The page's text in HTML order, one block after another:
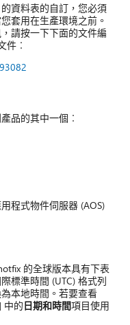
資料表的自訂，您必須
套用在生產環境之前。
請按一下下面的文件編
件︰
品的其中一個︰
程式物件伺服器 (AOS)
的全球版本具有下表
標準時間 (UTC) 格式列
本地時間。若要查看
中的日期和時間項目使用